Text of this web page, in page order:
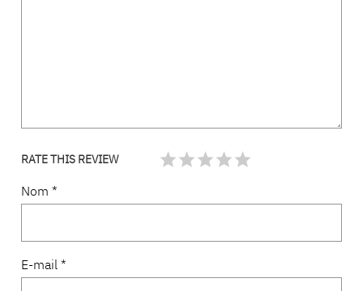
RATE THIS REVIEW
Nom *
E-mail *